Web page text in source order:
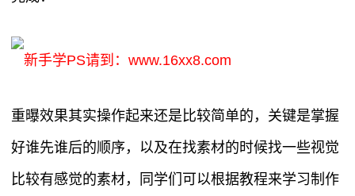
新手学PS请到：www.16xx8.com
重曝效果其实操作起来还是比较简单的，关键是掌握
好谁先谁后的顺序，以及在找素材的时候找一些视觉
比较有感觉的素材，同学们可以根据教程来学习制作